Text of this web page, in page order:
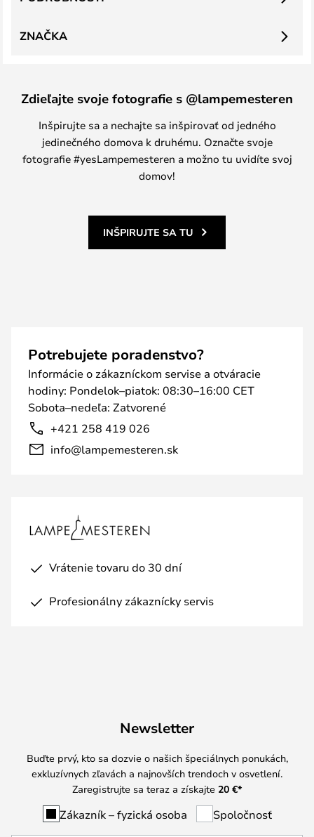
ZNAČKA
Zdieľajte svoje fotografie s @lampemesteren
Inšpirujte sa a nechajte sa inšpirovať od jedného
jedinečného domova k druhému. Označte svoje
fotografie #yesLampemesteren a možno tu uvidíte svoj
domov!
INŠPIRUJTE SA TU
Potrebujete poradenstvo?
Informácie o zákazníckom servise a otváracie
hodiny: Pondelok–piatok: 08:30–16:00 CET
Sobota–nedeľa: Zatvorené
+421 258 419 026
info@lampemesteren.sk
Vrátenie tovaru do 30 dní
Profesionálny zákaznícky servis
Newsletter
Buďte prvý, kto sa dozvie o našich špeciálnych ponukách,
exkluzívnych zľavách a najnovších trendoch v osvetlení.
Zaregistrujte sa teraz a získajte 20 €*
Zákazník – fyzická osoba Spoločnosť